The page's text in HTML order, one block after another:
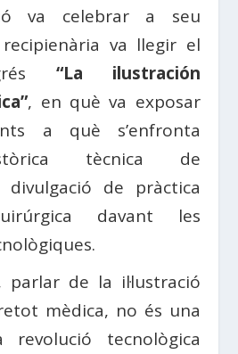
va celebrar a seu
recipienària va llegir el
“La ilustración
, en què va exposar
a què s’enfronta
tècnica de
de pràctica
davant les
parlar de la il·lustració
mèdica, no és una
revolució tecnològica